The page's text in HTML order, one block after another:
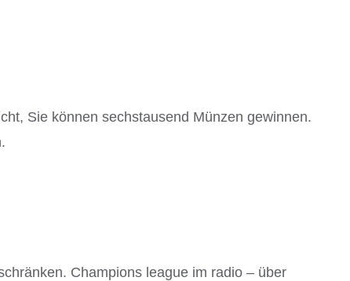
Sie können sechstausend Münzen gewinnen.
Champions league im radio – über